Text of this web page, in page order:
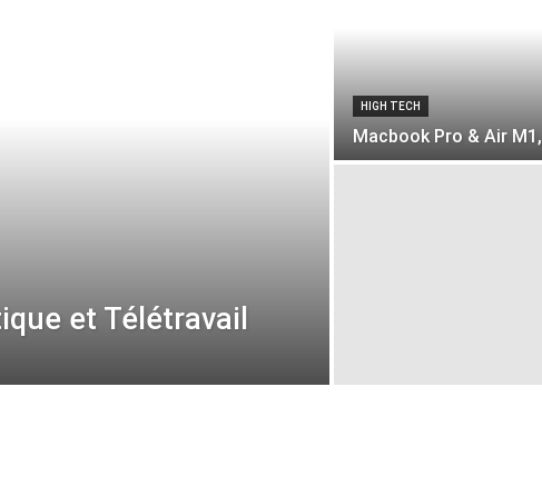
et Télétravail
HIGH TECH
Macbook Pro & Air M1,